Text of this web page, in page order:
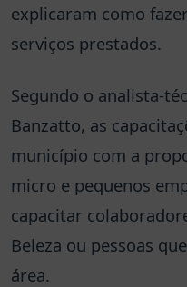
explicaram como
serviços prestados.
Segundo o analista-
Banzatto, as
município com a
micro e pequenos
capacitar
Beleza ou pessoas
área.